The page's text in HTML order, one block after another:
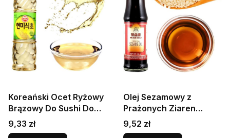
Koreański Ocet Ryżowy
Brązowy Do Sushi Do
Sałatek i Marynat 500ml
OTTOGI
Cena
9,33 zł
Olej Sezamowy z
Prażonych Ziaren
Sezamu 150ml Czysty
Smak OH AIK GUAN
Cena
9,52 zł